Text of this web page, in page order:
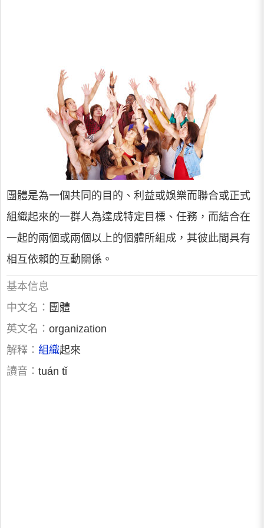
團體是為一個共同的目的、利益或娛樂而聯合或正式
組織起來的一群人為達成特定目標、任務，而結合在
一起的兩個或兩個以上的個體所組成，其彼此間具有
相互依賴的互動關係。
基本信息
中文名： 團體
英文名： organization
解釋： 組織起來
讀音： tuán tǐ